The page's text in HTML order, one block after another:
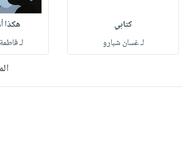
كتابي
لـ غسان شبارو
هكذا
لـ